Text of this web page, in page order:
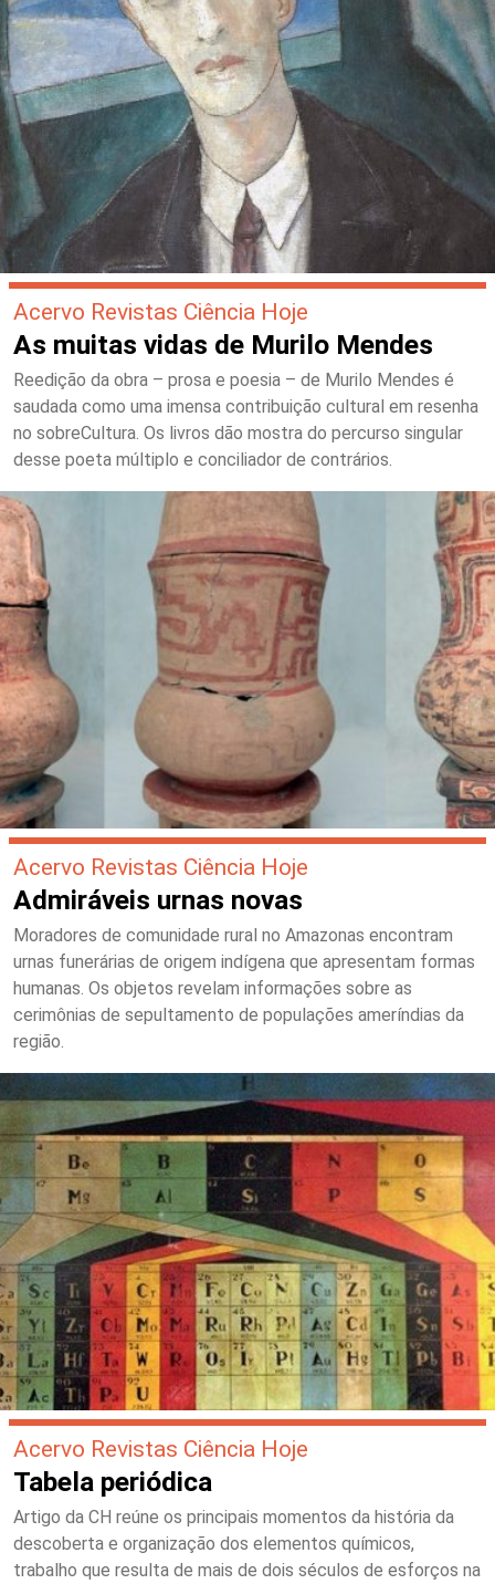
Acervo Revistas Ciência Hoje
As muitas vidas de Murilo Mendes
Reedição da obra – prosa e poesia – de Murilo Mendes é
saudada como uma imensa contribuição cultural em resenha
no sobreCultura. Os livros dão mostra do percurso singular
desse poeta múltiplo e conciliador de contrários.
Acervo Revistas Ciência Hoje
Admiráveis urnas novas
Moradores de comunidade rural no Amazonas encontram
urnas funerárias de origem indígena que apresentam formas
humanas. Os objetos revelam informações sobre as
cerimônias de sepultamento de populações ameríndias da
região.
Acervo Revistas Ciência Hoje
Tabela periódica
Artigo da CH reúne os principais momentos da história da
descoberta e organização dos elementos químicos,
trabalho que resulta de mais de dois séculos de esforços na